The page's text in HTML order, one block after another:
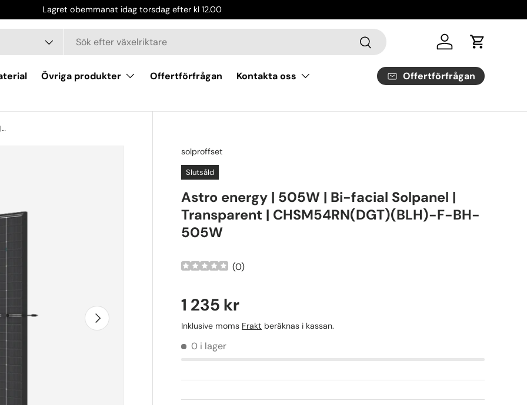
Lagret obemmanat idag torsdag efter kl 12.00
Sök Logga inVagn
Övriga produkter Offertförfrågan Kontakta oss Offertförfrågan
Astro energy | 505W | Bi-facial Solpanel | Transparent | CHSM54RN(DGT)(BLH)-F-BH-505W
Nästa
solproffset
Slutsåld
Astro energy | 505W | Bi-facial Solpanel |
Transparent | CHSM54RN(DGT)(BLH)-F-BH-
505W
(0)
1 235 kr
Inklusive moms Frakt beräknas i kassan.
0 i lager